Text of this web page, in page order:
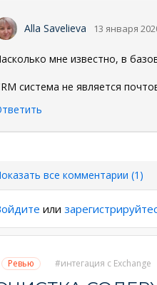
Alla Savelieva 13 января
мне известно, в
система не является
все комментарии (1)
или
Ревью интегация с Exchange